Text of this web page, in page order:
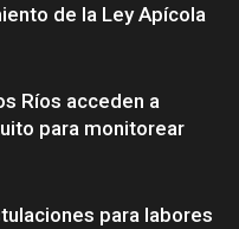
de la Ley Apícola
Ríos acceden a
para monitorear
para labores